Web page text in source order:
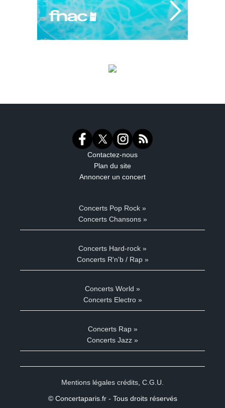
Contactez-nous
Plan du site
Annoncer un concert
Concerts Pop Rock »
Concerts Chansons »
Concerts Hard-rock »
Concerts R'n'b / Rap »
Concerts World »
Concerts Electro »
Concerts Rap »
Concerts Jazz »
Mentions légales crédits C.G.U.
© Concertaparis.fr - Tous droits réservés